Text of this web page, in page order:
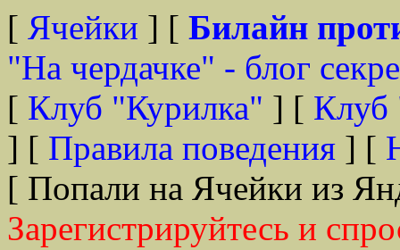
[ Ячейки ] [ Билайн
"На чердачке" - блог
[ Клуб "Курилка" ] [ Клуб
] [ Правила поведения ] [
[ Попали на Ячейки из
Зарегистрируйтесь и